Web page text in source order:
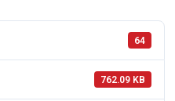
64
762.09 KB